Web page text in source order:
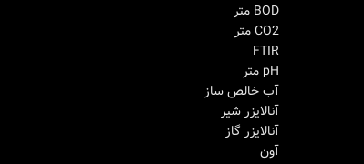
BOD متر
CO2 متر
FTIR
pH متر
آب خالص ساز
آنالایزر شیر
آنالایزر گاز
آون